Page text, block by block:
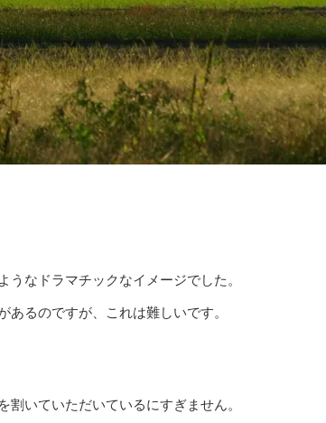
なドラマチックなイメージでした。
るのですが、これは難しいです。
いていただいているにすぎません。